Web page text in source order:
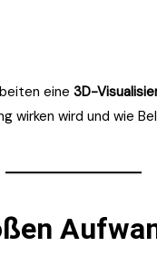
eine 3D-
wirken wird und wie